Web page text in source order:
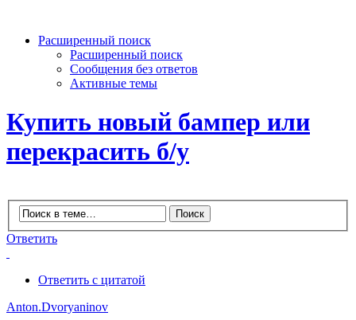
Расширенный поиск
Расширенный поиск
Сообщения без ответов
Активные темы
Купить новый бампер или
перекрасить б/у
Ответить
Ответить с цитатой
Anton.Dvoryaninov